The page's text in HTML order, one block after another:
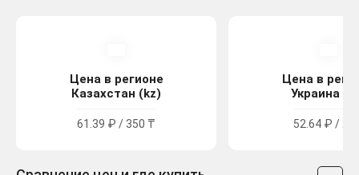
Цена в регионе
Казахстан (kz)
61.39 ₽ / 350 ₸
Цена в
Украина
52.64 ₽ / 29